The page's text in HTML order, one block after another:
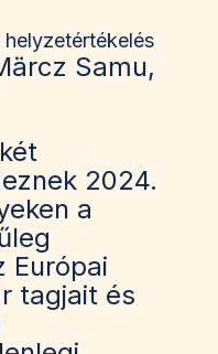
helyzetértékelés
Samu,
2024.
a
Európai
tagjait és